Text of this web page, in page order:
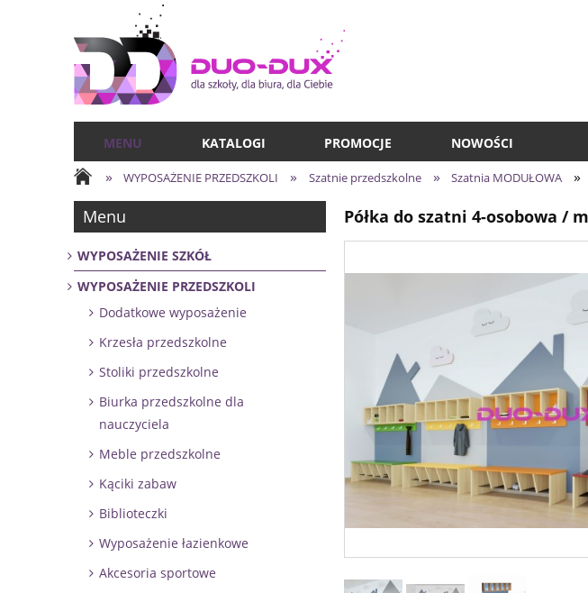
MENU KATALOGI PROMOCJE NOWOŚCI
» WYPOSAŻENIE PRZEDSZKOLI » Szatnie przedszkolne » Szatnia MODUŁOWA »
Menu
WYPOSAŻENIE SZKÓŁ
WYPOSAŻENIE PRZEDSZKOLI
Dodatkowe wyposażenie
Krzesła przedszkolne
Stoliki przedszkolne
Biurka przedszkolne dla
nauczyciela
Meble przedszkolne
Kąciki zabaw
Biblioteczki
Wyposażenie łazienkowe
Akcesoria sportowe
Półka do szatni 4-osobowa /